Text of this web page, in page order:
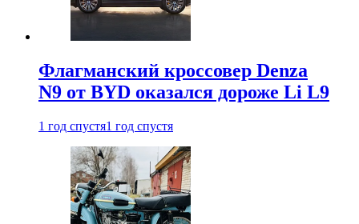
Флагманский кроссовер Denza
N9 от BYD оказался дороже Li L9
1 год спустя1 год спустя